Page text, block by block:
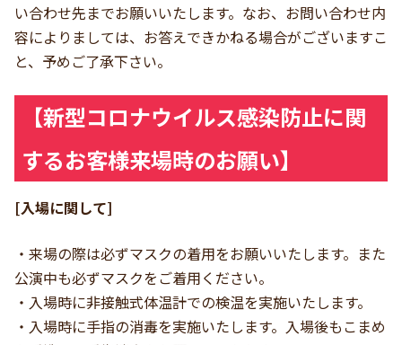
い合わせ先までお願いいたします。なお、お問い合わせ内
容によりましては、お答えできかねる場合がございますこ
と、予めご了承下さい。
【新型コロナウイルス感染防止に関
するお客様来場時のお願い】
[入場に関して]
・来場の際は必ずマスクの着用をお願いいたします。また
公演中も必ずマスクをご着用ください。
・入場時に非接触式体温計での検温を実施いたします。
・入場時に手指の消毒を実施いたします。入場後もこまめ